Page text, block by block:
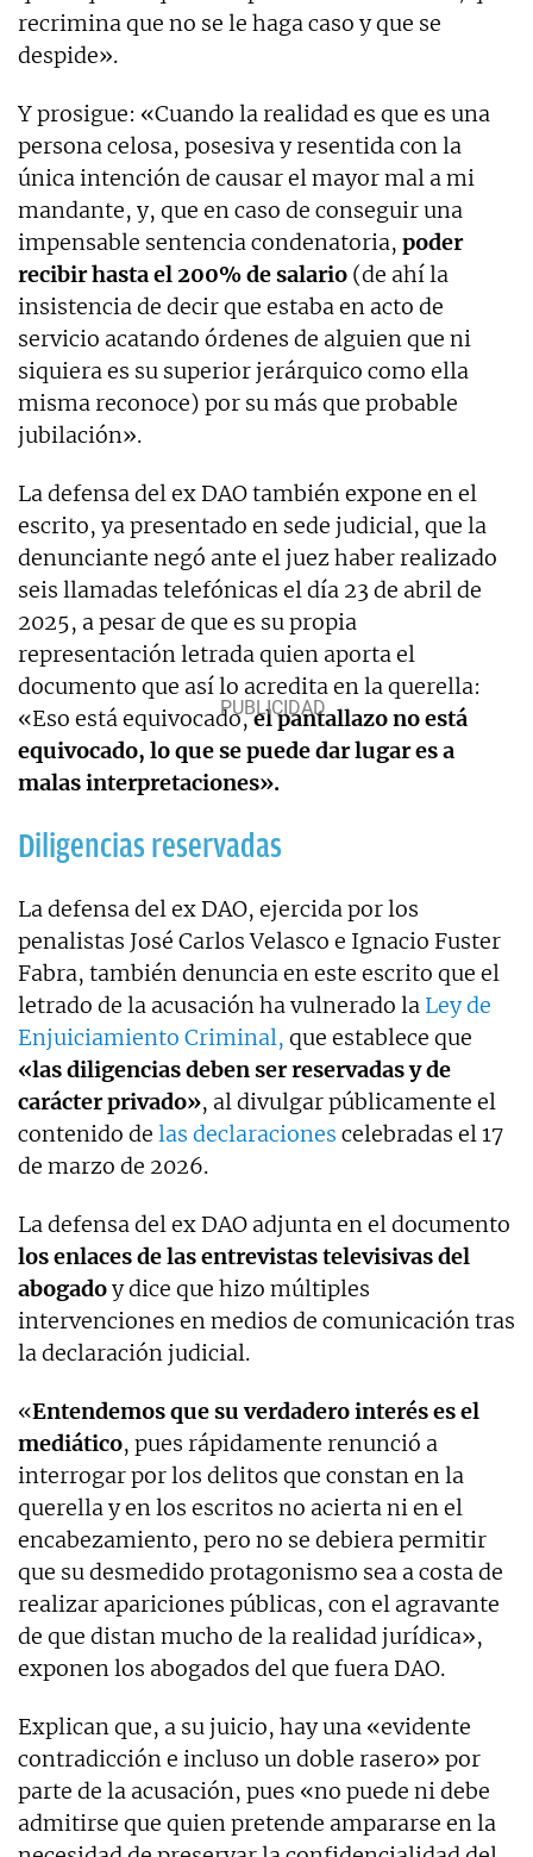
recrimina que no se le haga caso y que se
despide».
Y prosigue: «Cuando la realidad es que es una
persona celosa, posesiva y resentida con la
única intención de causar el mayor mal a mi
mandante, y, que en caso de conseguir una
impensable sentencia condenatoria, poder
recibir hasta el 200% de salario (de ahí la
insistencia de decir que estaba en acto de
servicio acatando órdenes de alguien que ni
siquiera es su superior jerárquico como ella
misma reconoce) por su más que probable
jubilación».
La defensa del ex DAO también expone en el
escrito, ya presentado en sede judicial, que la
denunciante negó ante el juez haber realizado
seis llamadas telefónicas el día 23 de abril de
2025, a pesar de que es su propia
representación letrada quien aporta el
documento que así lo acredita en la querella:
«Eso está equivocado,el pantallazo no está
equivocado, lo que se puede dar lugar es a
malas interpretaciones».
Diligencias reservadas
La defensa del ex DAO, ejercida por los
penalistas José Carlos Velasco e Ignacio Fuster
Fabra, también denuncia en este escrito que el
letrado de la acusación ha vulnerado la Ley de
Enjuiciamiento Criminal, que establece que
«las diligencias deben ser reservadas y de
carácter privado», al divulgar públicamente el
contenido de las declaraciones celebradas el 17
de marzo de 2026.
La defensa del ex DAO adjunta en el documento
los enlaces de las entrevistas televisivas del
abogadoy dice que hizo múltiples
intervenciones en medios de comunicación tras
la declaración judicial.
«Entendemos que su verdadero interés es el
mediático, pues rápidamente renunció a
interrogar por los delitos que constan en la
querella y en los escritos no acierta ni en el
encabezamiento, pero no se debiera permitir
que su desmedido protagonismo sea a costa de
realizar apariciones públicas, con el agravante
de que distan mucho de la realidad jurídica»,
exponen los abogados del que fuera DAO.
Explican que, a su juicio, hay una «evidente
contradicción e incluso un doble rasero» por
parte de la acusación, pues «no puede ni debe
admitirse que quien pretende ampararse en la